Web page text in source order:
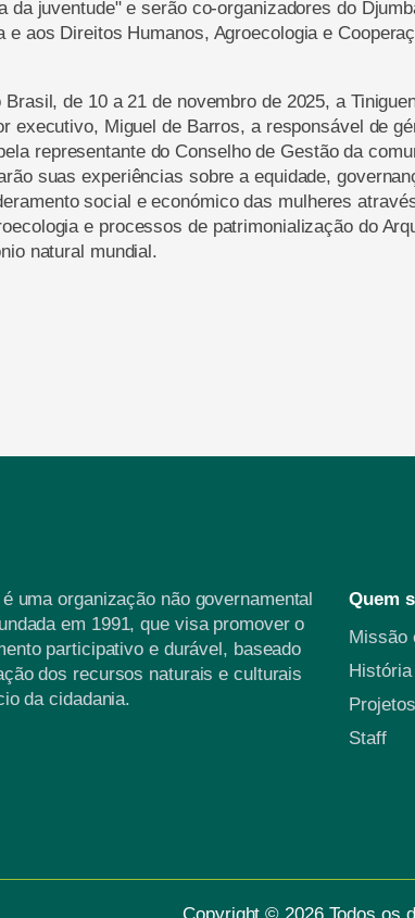
da juventude" e serão co-organizadores do
e aos Direitos Humanos, Agroecologia e
de 10 a 21 de novembro de 2025, a
executivo, Miguel de Barros, a responsável de
representante do Conselho de Gestão da
suas experiências sobre a equidade,
social e económico das mulheres
e processos de patrimonialização do
natural mundial.
uma organização não governamental
em 1991, que visa promover o
participativo e durável, baseado
dos recursos naturais e culturais
da cidadania.
Quem
Missão
História
Projetos
Staff